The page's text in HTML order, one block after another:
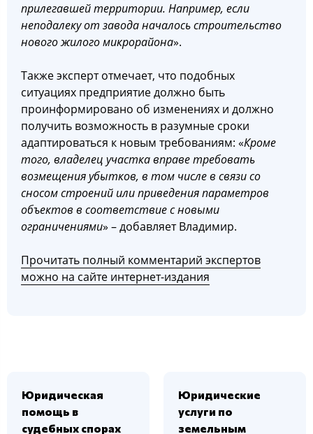
прилегавшей территории. Например, если
неподалеку от завода началось строительство
нового жилого микрорайона».
Также эксперт отмечает, что подобных
ситуациях предприятие должно быть
проинформировано об изменениях и должно
получить возможность в разумные сроки
адаптироваться к новым требованиям: «Кроме
того, владелец участка вправе требовать
возмещения убытков, в том числе в связи со
сносом строений или приведения параметров
объектов в соответствие с новыми
ограничениями» – добавляет Владимир.
Прочитать полный комментарий экспертов
можно на сайте интернет-издания
Юридическая
помощь в
судебных спорах
Юридические
услуги по
земельным